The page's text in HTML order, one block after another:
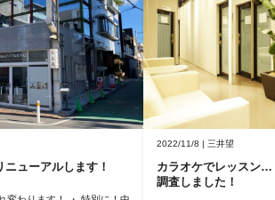
ューアルします！
2022/11/8 | 三井望
カラオケでレッスン…
調査しました！